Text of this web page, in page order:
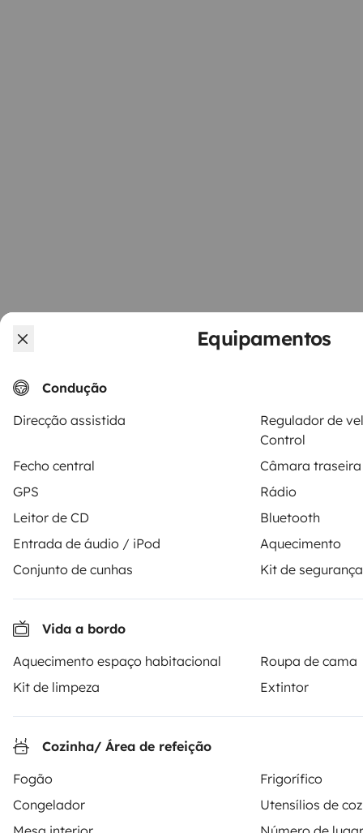
Equipamentos
Condução
Direcção assistida
Regulador de
Control
Fecho central
Câmara traseira
GPS
Rádio
Leitor de CD
Bluetooth
Entrada de áudio / iPod
Aquecimento
Conjunto de cunhas
Kit de segurança
Vida a bordo
Aquecimento espaço habitacional
Roupa de cama
Kit de limpeza
Extintor
Cozinha/ Área de refeição
Fogão
Frigorífico
Congelador
Utensílios de